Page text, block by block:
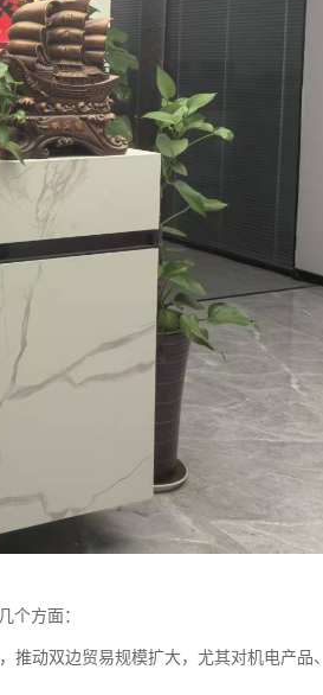
个方面：
动双边贸易规模扩大，尤其对机电产品、